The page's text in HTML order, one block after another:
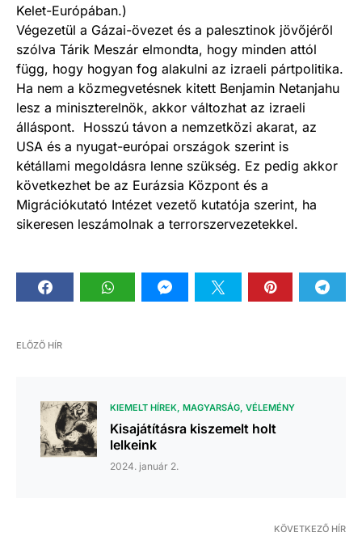
Kelet-Európában.)
Végezetül a Gázai-övezet és a palesztinok jövőjéről
szólva Tárik Meszár elmondta, hogy minden attól
függ, hogy hogyan fog alakulni az izraeli pártpolitika.
Ha nem a közmegvetésnek kitett Benjamin Netanjahu
lesz a miniszterelnök, akkor változhat az izraeli
álláspont. Hosszú távon a nemzetközi akarat, az
USA és a nyugat-európai országok szerint is
kétállami megoldásra lenne szükség. Ez pedig akkor
következhet be az Eurázsia Központ és a
Migrációkutató Intézet vezető kutatója szerint, ha
sikeresen leszámolnak a terrorszervezetekkel.
ELŐZŐ HÍR
KIEMELT HÍREK MAGYARSÁG VÉLEMÉNY
Kisajátításra kiszemelt holt
lelkeink
2024. január 2.
KÖVETKEZŐ HÍR